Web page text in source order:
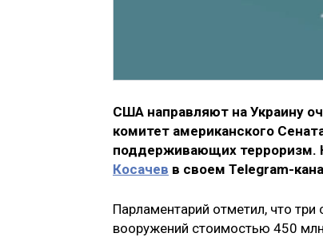
США направляют на Украину
комитет американского
поддерживающих терроризм.
Косачев в своем Telegram-
Парламентарий отметил, что
вооружений стоимостью 450